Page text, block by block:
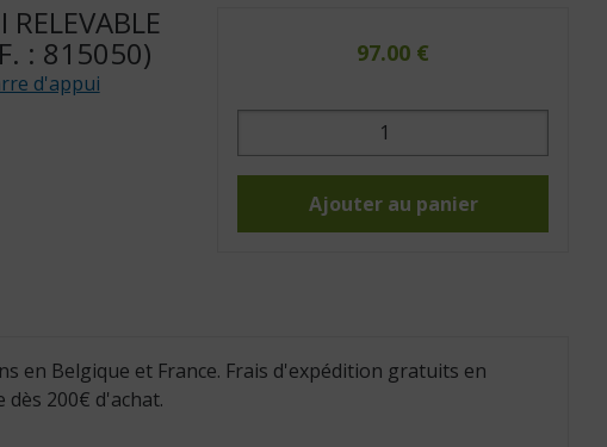
RELEVABLE
: 815050)
d'appui
97.00 €
quantité
relevable
(Réf.
Ajouter au panier
en Belgique et France. Frais d'expédition gratuits en
dès 200€ d'achat.